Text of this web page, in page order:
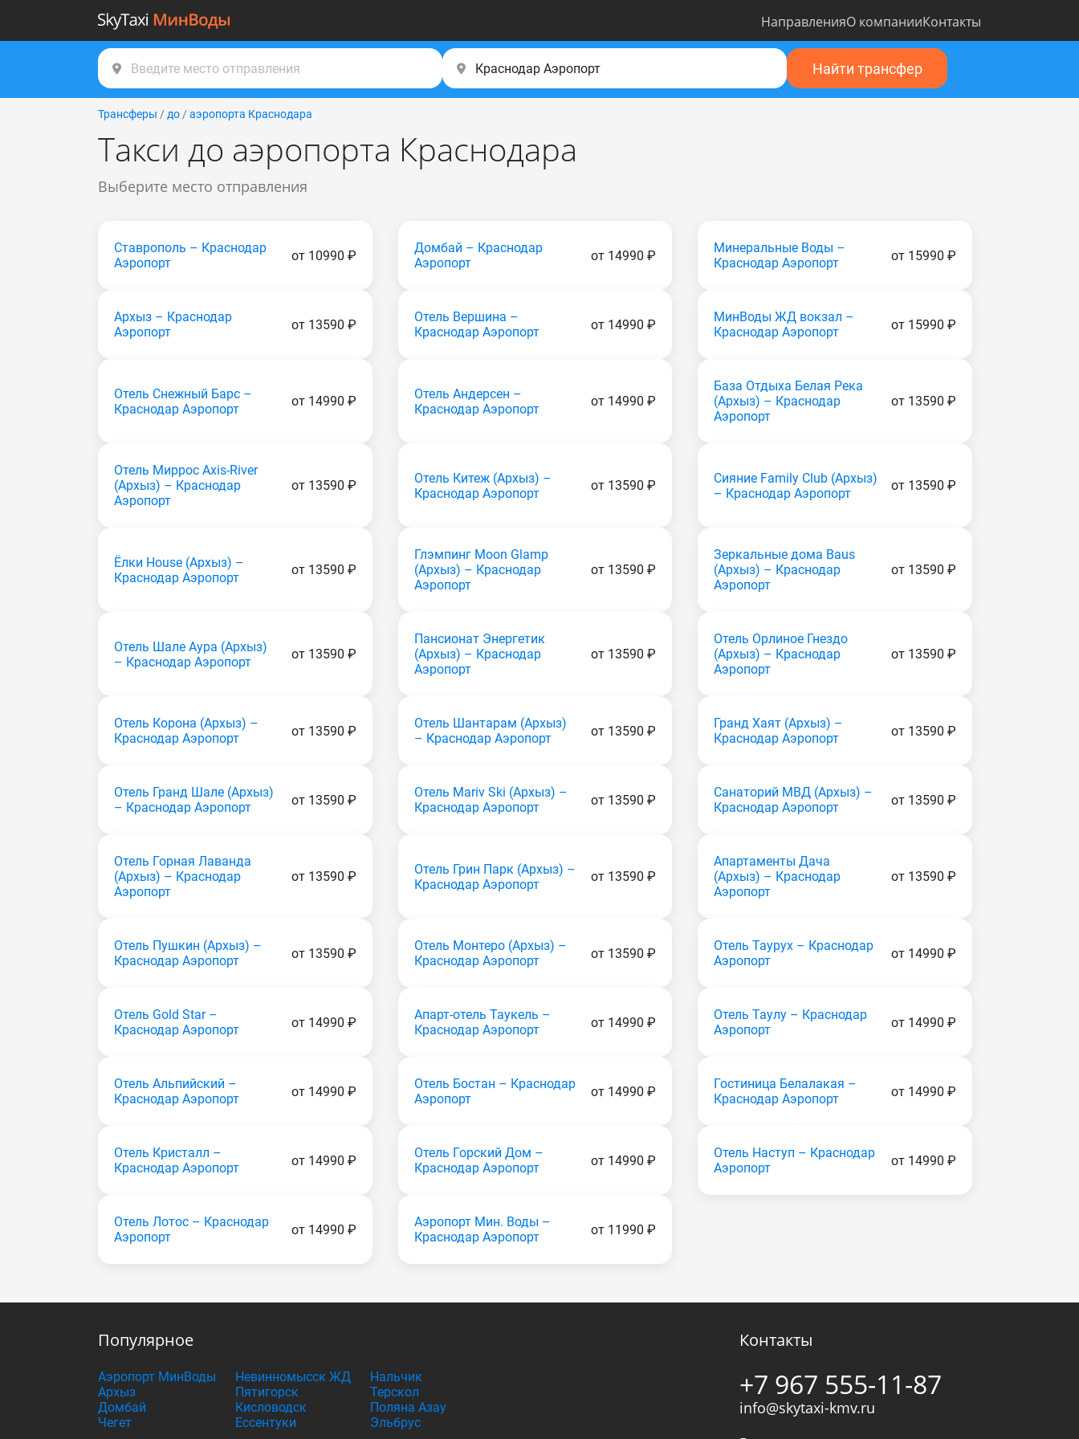
НаправленияО компанииКонтакты
Найти трансфер
Трансферы / до / аэропорта Краснодара
Такси до аэропорта Краснодара
Выберите место отправления
Ставрополь – Краснодар
Аэропорт
от 10990 ₽
Домбай – Краснодар
Аэропорт
от 14990 ₽
Минеральные Воды –
Краснодар Аэропорт
от 15990 ₽
Архыз – Краснодар
Аэропорт
от 13590 ₽
Отель Вершина –
Краснодар Аэропорт
от 14990 ₽
МинВоды ЖД вокзал –
Краснодар Аэропорт
от 15990 ₽
Отель Снежный Барс –
Краснодар Аэропорт
от 14990 ₽
Отель Андерсен –
Краснодар Аэропорт
от 14990 ₽
База Отдыха Белая Река
(Apxыз) – Краснодар
Аэропорт
от 13590 ₽
Отель Миррос Axis-River
(Apxыз) – Краснодар
Аэропорт
от 13590 ₽
Отель Китеж (Apxыз) –
Краснодар Аэропорт
от 13590 ₽
Сияние Family Club (Apxыз)
– Краснодар Аэропорт
от 13590 ₽
Ёлки House (Apxыз) –
Краснодар Аэропорт
от 13590 ₽
Глэмпинг Moon Glamp
(Apxыз) – Краснодар
Аэропорт
от 13590 ₽
Зеркальные дома Baus
(Apxыз) – Краснодар
Аэропорт
от 13590 ₽
Отель Шале Аура (Apxыз)
– Краснодар Аэропорт
от 13590 ₽
Пансионат Энергетик
(Apxыз) – Краснодар
Аэропорт
от 13590 ₽
Отель Орлиное Гнездо
(Apxыз) – Краснодар
Аэропорт
от 13590 ₽
Отель Корона (Apxыз) –
Краснодар Аэропорт
от 13590 ₽
Отель Шантарам (Apxыз)
– Краснодар Аэропорт
от 13590 ₽
Гранд Хаят (Apxыз) –
Краснодар Аэропорт
от 13590 ₽
Отель Гранд Шале (Apxыз)
– Краснодар Аэропорт
от 13590 ₽
Отель Mariv Ski (Apxыз) –
Краснодар Аэропорт
от 13590 ₽
Санаторий МВД (Apxыз) –
Краснодар Аэропорт
от 13590 ₽
Отель Горная Лаванда
(Apxыз) – Краснодар
Аэропорт
от 13590 ₽
Отель Грин Парк (Apxыз) –
Краснодар Аэропорт
от 13590 ₽
Апартаменты Дача
(Apxыз) – Краснодар
Аэропорт
от 13590 ₽
Отель Пушкин (Apxыз) –
Краснодар Аэропорт
от 13590 ₽
Отель Монтеро (Apxыз) –
Краснодар Аэропорт
от 13590 ₽
Отель Таурух – Краснодар
Аэропорт
от 14990 ₽
Отель Gold Star –
Краснодар Аэропорт
от 14990 ₽
Апарт-отель Таукель –
Краснодар Аэропорт
от 14990 ₽
Отель Таулу – Краснодар
Аэропорт
от 14990 ₽
Отель Альпийский –
Краснодар Аэропорт
от 14990 ₽
Отель Бостан – Краснодар
Аэропорт
от 14990 ₽
Гостиница Белалакая –
Краснодар Аэропорт
от 14990 ₽
Отель Кристалл –
Краснодар Аэропорт
от 14990 ₽
Отель Горский Дом –
Краснодар Аэропорт
от 14990 ₽
Отель Наступ – Краснодар
Аэропорт
от 14990 ₽
Отель Лотос – Краснодар
Аэропорт
от 14990 ₽
Аэропорт Мин. Воды –
Краснодар Аэропорт
от 11990 ₽
Популярное
Аэропорт МинВоды
Архыз
Домбай
Чегет
Невинномысск ЖД
Пятигорск
Кисловодск
Ессентуки
Нальчик
Терскол
Поляна Азау
Эльбрус
Контакты
+7 967 555-11-87
info@skytaxi-kmv.ru